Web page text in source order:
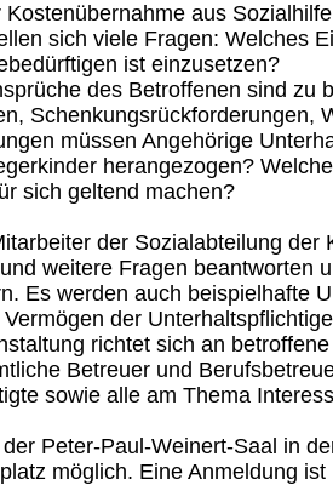
aus
sich viele Fragen: Welches
ist einzusetzen?
des Betroffenen sind zu
Schenkungsrückforderungen,
müssen Angehörige
herangezogen?
sich geltend machen?
der Sozialabteilung der
weitere Fragen beantworten
Es werden auch beispielhafte
der
richtet sich an
Betreuer und
sowie alle am Thema
Peter-Paul-Weinert-Saal in
möglich. Eine Anmeldung